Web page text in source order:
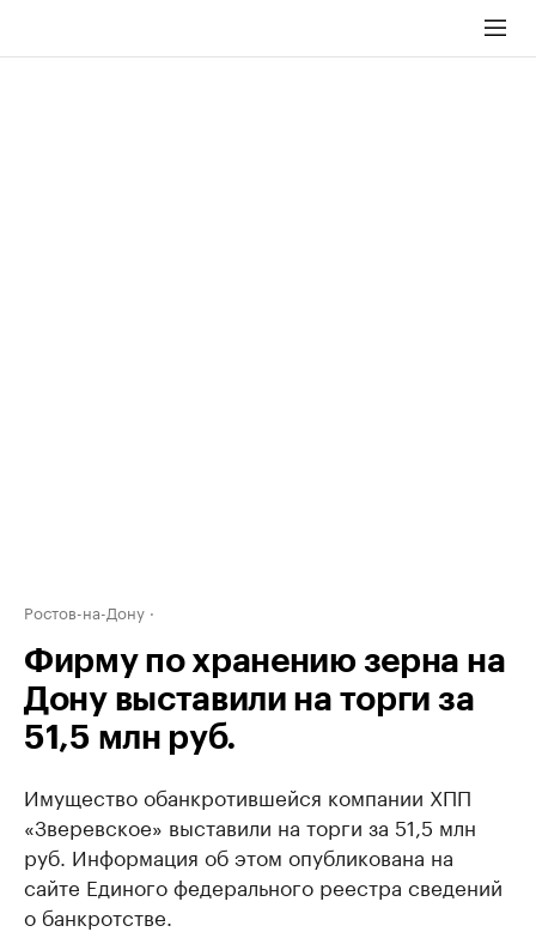
Ростов-на-Дону
Фирму по хранению зерна на
Дону выставили на торги за
51,5 млн руб.
Имущество обанкротившейся компании ХПП
«Зверевское» выставили на торги за 51,5 млн
руб. Информация об этом опубликована на
сайте Единого федерального реестра сведений
о банкротстве.